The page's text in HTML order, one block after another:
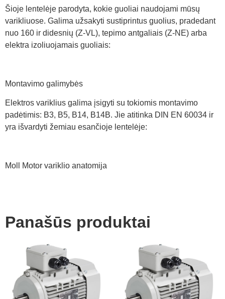
Šioje lentelėje parodyta, kokie guoliai naudojami mūsų
varikliuose. Galima užsakyti sustiprintus guolius, pradedant
nuo 160 ir didesnių (Z-VL), tepimo antgaliais (Z-NE) arba
elektra izoliuojamais guoliais:
Montavimo galimybės
Elektros variklius galima įsigyti su tokiomis montavimo
padėtimis: B3, B5, B14, B14B. Jie atitinka DIN EN 60034 ir
yra išvardyti žemiau esančioje lentelėje:
Moll Motor variklio anatomija
Panašūs produktai